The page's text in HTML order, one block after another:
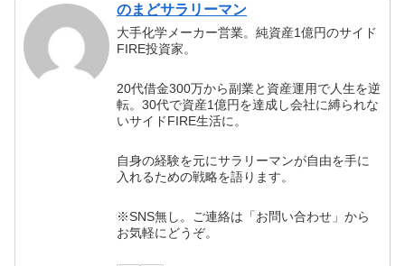
のまどサラリーマン
大手化学メーカー営業。純資産1億円のサイド
FIRE投資家。
20代借金300万から副業と資産運用で人生を逆
転。30代で資産1億円を達成し会社に縛られな
いサイドFIRE生活に。
自身の経験を元にサラリーマンが自由を手に
入れるための戦略を語ります。
※SNS無し。ご連絡は「お問い合わせ」から
お気軽にどうぞ。